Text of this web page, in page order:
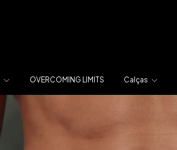
OVERCOMING LIMITS Calças